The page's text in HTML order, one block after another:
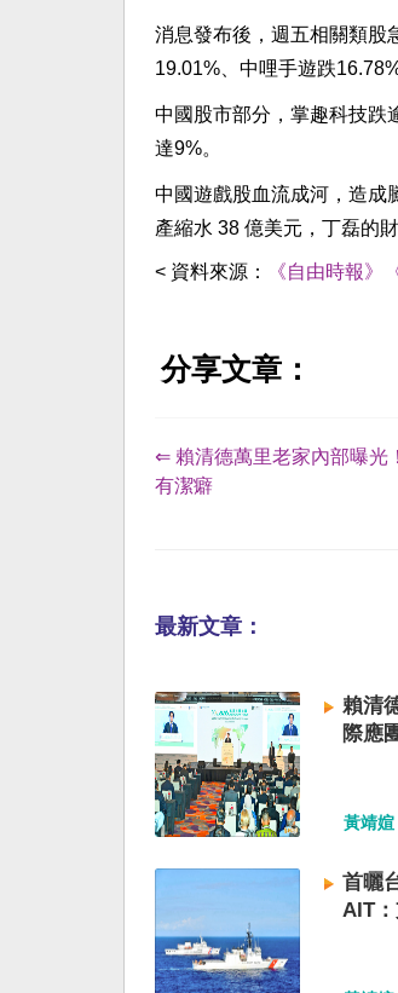
消息發布後，週五相關類股
19.01%、中哩手遊跌
中國股市部分，掌趣科技跌
達9%。
中國遊戲股血流成河，造成
產縮水 38 億美元，丁磊的
< 資料來源： 《自由時報》
分享文章：
⇐ 賴清德萬里老家內部曝光
有潔癖
最新文章：
賴清
際應
黃靖媗
首曬
AIT